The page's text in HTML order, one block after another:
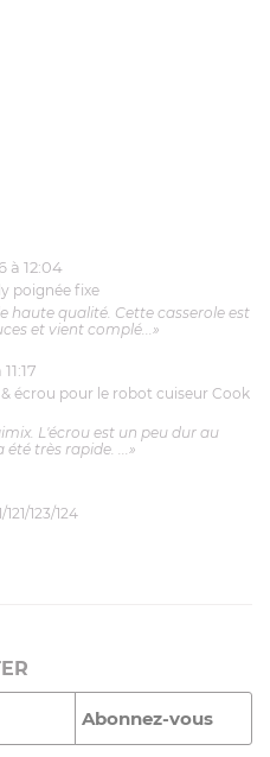
à 12:04
poignée fixe
haute qualité. Cette casserole est
et vient complé...»
écrou pour le robot cuiseur Cook
L'écrou est un peu dur au
très rapide. ...»
123/124